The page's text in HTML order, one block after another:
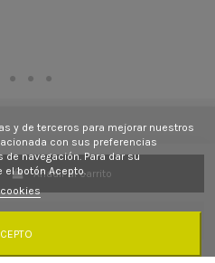
Añadir al carrito
y de terceros para mejorar nuestros
con sus preferencias
navegación. Para dar su
botón Acepto.